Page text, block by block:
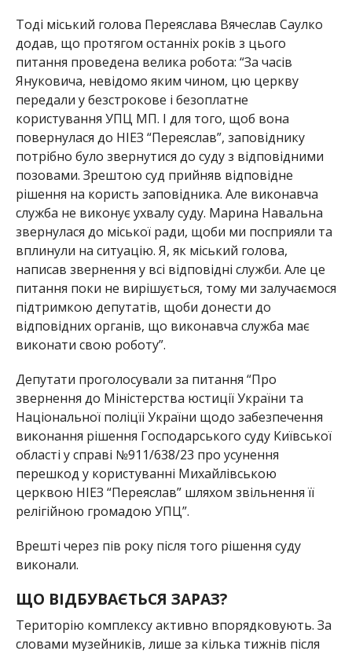
Тоді міський голова Переяслава Вячеслав Саулко
додав, що протягом останніх років з цього
питання проведена велика робота: “За часів
Януковича, невідомо яким чином, цю церкву
передали у безстрокове і безоплатне
користування УПЦ МП. І для того, щоб вона
повернулася до НІЕЗ “Переяслав”, заповіднику
потрібно було звернутися до суду з відповідними
позовами. Зрештою суд прийняв відповідне
рішення на користь заповідника. Але виконавча
служба не виконує ухвалу суду. Марина Навальна
звернулася до міської ради, щоби ми посприяли та
вплинули на ситуацію. Я, як міський голова,
написав звернення у всі відповідні служби. Але це
питання поки не вирішується, тому ми залучаємося
підтримкою депутатів, щоби донести до
відповідних органів, що виконавча служба має
виконати свою роботу”.
Депутати проголосували за питання “Про
звернення до Міністерства юстиції України та
Національної поліцїі України щодо забезпечення
виконання рішення Господарського суду Київської
області у справі №911/638/23 про усунення
перешкод у користуванні Михайлівською
церквою НІЕЗ “Переяслав” шляхом звільнення її
релігійною громадою УПЦ”.
Врешті через пів року після того рішення суду
виконали.
ЩО ВІДБУВАЄТЬСЯ ЗАРАЗ?
Територію комплексу активно впорядковують. За
словами музейників, лише за кілька тижнів після